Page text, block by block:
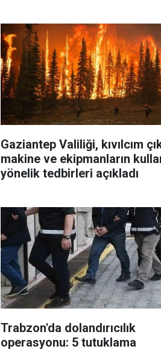
Gaziantep Valiliği, kıvılcım
makine ve ekipmanların
yönelik tedbirleri açıkladı
Trabzon'da dolandırıcılık
operasyonu: 5 tutuklama